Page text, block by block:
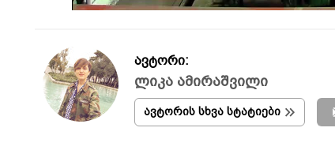
ავტორი:
ლიკა ამირაშვილი
ავტორის სხვა სტატიები